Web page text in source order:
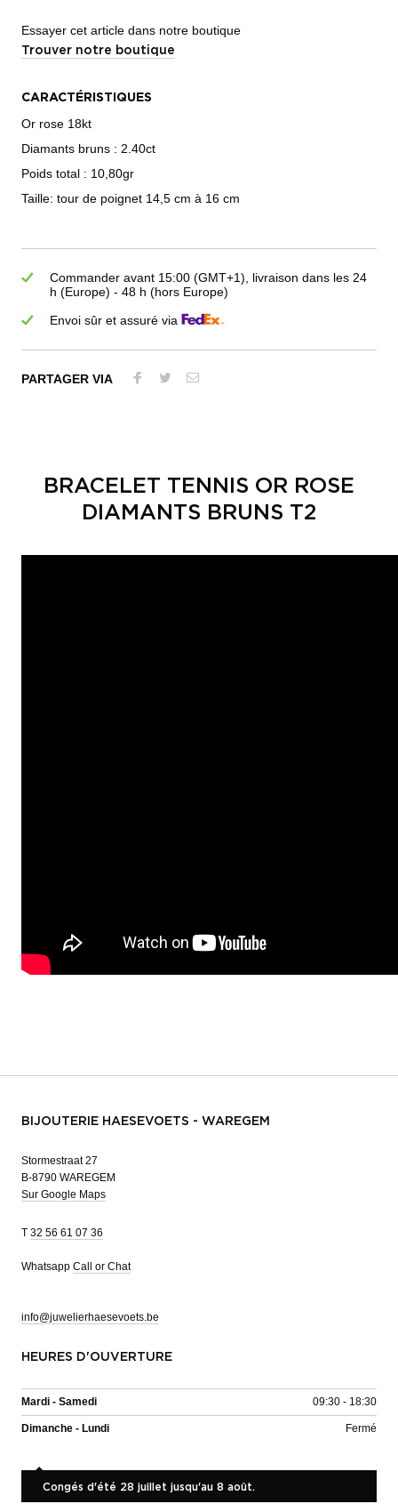
Essayer cet article dans notre boutique
Trouver notre boutique
CARACTÉRISTIQUES
Or rose 18kt
Diamants bruns : 2.40ct
Poids total : 10,80gr
Taille: tour de poignet 14,5 cm à 16 cm
Commander avant 15:00 (GMT+1), livraison dans les 24
h (Europe) - 48 h (hors Europe)
Envoi sûr et assuré via
PARTAGER VIA
BRACELET TENNIS OR ROSE
DIAMANTS BRUNS T2
BIJOUTERIE HAESEVOETS - WAREGEM
Stormestraat 27
B-8790 WAREGEM
Sur Google Maps
T 32 56 61 07 36
Whatsapp Call or Chat
info@juwelierhaesevoets.be
HEURES D'OUVERTURE
Mardi - Samedi 09:30 - 18:30
Dimanche - Lundi Fermé
Congés d'été 28 juillet jusqu'au 8 août.